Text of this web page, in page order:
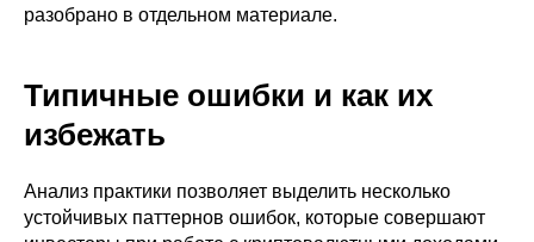
разобрано в отдельном материале.
Типичные ошибки и как их
избежать
Анализ практики позволяет выделить несколько
устойчивых паттернов ошибок, которые совершают